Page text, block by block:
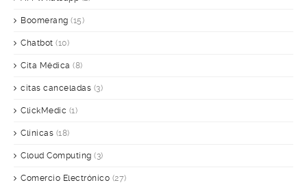
Boomerang (15)
Chatbot (10)
Cita Médica (8)
citas canceladas (3)
ClickMedic (1)
Clínicas (18)
Cloud Computing (3)
Comercio Electrónico (27)